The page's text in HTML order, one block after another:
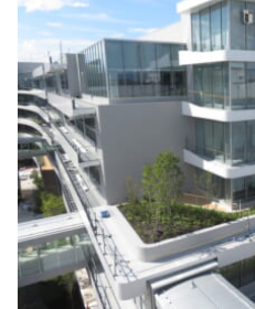
東海道新幹線
2011年
東京スカイツリー
東京ゲートブリ
2010年
羽田空港D滑走路
2009年
首都高速1号・湾
2007年
ららぽーと横浜土
利根川護岸造園工